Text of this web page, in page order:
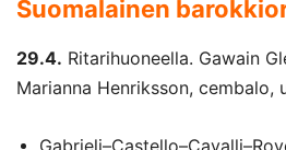
Suomalainen
29.4. Ritarihuoneella. Gawain
Marianna Henriksson, cembalo,